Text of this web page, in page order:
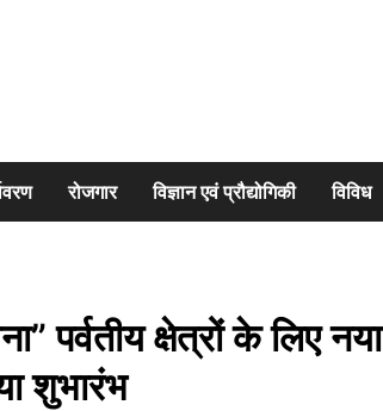
रोजगार विज्ञान एवं प्रौद्योगिकी विविध
पर्वतीय क्षेत्रों के लिए नया
शुभारंभ